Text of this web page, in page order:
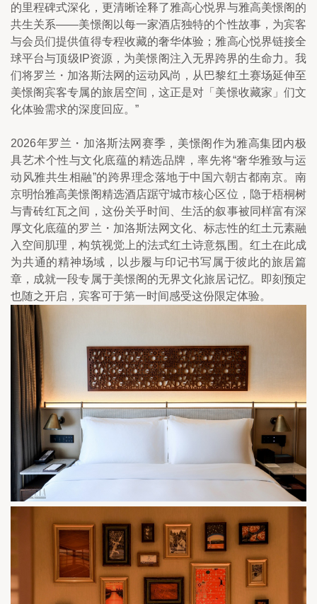
的里程碑式深化，更清晰诠释了雅高心悦界与雅高美憬阁的
共生关系——美憬阁以每一家酒店独特的个性故事，为宾客
与会员们提供值得专程收藏的奢华体验；雅高心悦界链接全
球平台与顶级IP资源，为美憬阁注入无界跨界的生命力。我
们将罗兰・加洛斯法网的运动风尚，从巴黎红土赛场延伸至
美憬阁宾客专属的旅居空间，这正是对「美憬收藏家」们文
化体验需求的深度回应。”
2026年罗兰・加洛斯法网赛季，美憬阁作为雅高集团内极
具艺术个性与文化底蕴的精选品牌，率先将“奢华雅致与运
动风雅共生相融”的跨界理念落地于中国六朝古都南京。南
京明怡雅高美憬阁精选酒店踞守城市核心区位，隐于梧桐树
与青砖红瓦之间，这份关乎时间、生活的叙事被同样富有深
厚文化底蕴的罗兰・加洛斯法网文化、标志性的红土元素融
入空间肌理，构筑视觉上的法式红土诗意氛围。红土在此成
为共通的精神场域，以步履与印记书写属于彼此的旅居篇
章，成就一段专属于美憬阁的无界文化旅居记忆。即刻预定
也随之开启，宾客可于第一时间感受这份限定体验。